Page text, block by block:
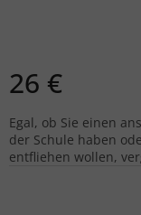
26 €
Egal, ob Sie einen
der Schule haben
entfliehen wollen,